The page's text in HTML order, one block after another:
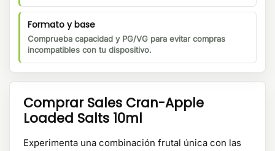
Formato y base
Comprueba capacidad y PG/VG para evitar compras
incompatibles con tu dispositivo.
Comprar Sales Cran-Apple
Loaded Salts 10ml
Experimenta una combinación frutal única con las